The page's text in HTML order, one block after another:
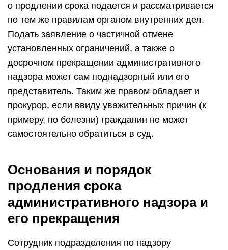
о продлении срока подается и рассматривается
по тем же правилам органом внутренних дел.
Подать заявление о частичной отмене
установленных ограничений, а также о
досрочном прекращении административного
надзора может сам поднадзорный или его
представитель. Таким же правом обладает и
прокурор, если ввиду уважительных причин (к
примеру, по болезни) гражданин не может
самостоятельно обратиться в суд.
Основания и порядок
продления срока
административного надзора и
его прекращения
Сотрудник подразделения по надзору